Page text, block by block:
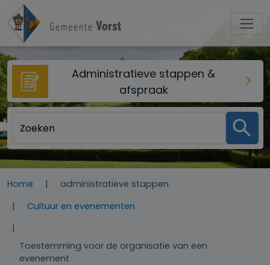
Overslaan en naar de inhoud gaan
Administratieve stappen &
afspraak
Home
administratieve stappen
Cultuur en evenementen
Toestemming voor de organisatie van een
evenement